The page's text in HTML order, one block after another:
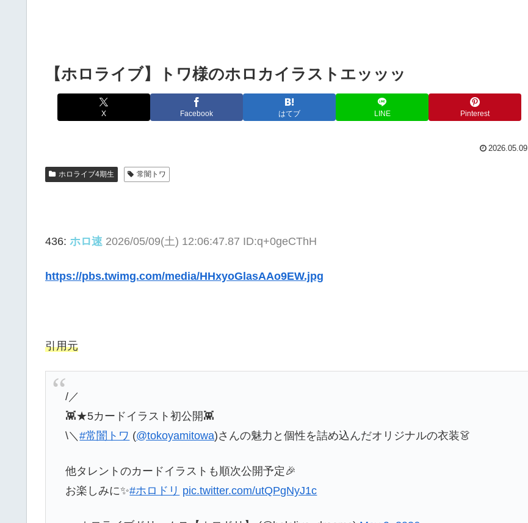
【ホロライブ】トワ様のホロカイラストエッッッ
X Facebook はてブ LINE Pinterest
2026.05.09
ホロライブ4期生 常闇トワ
436: ホロ速 2026/05/09(土) 12:06:47.87 ID:q+0geCThH
https://pbs.twimg.com/media/HHxyoGlasAAo9EW.jpg
引用元
/／
👾★5カードイラスト初公開👾
\＼#常闇トワ (@tokoyamitowa)さんの魅力と個性を詰め込んだオリジナルの衣装👗
他タレントのカードイラストも順次公開予定🎉
お楽しみに✨#ホロドリ pic.twitter.com/utQPgNyJ1c